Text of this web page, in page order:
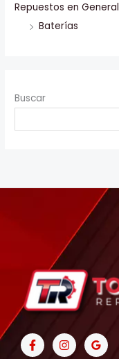
Repuestos en General
Baterías
Buscar